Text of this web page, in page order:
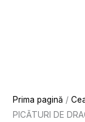
Prima pagină /
PICĂTURI DE